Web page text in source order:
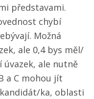
představami.
chybí
Možná
ale 0,4 bys měl/​
úvazek, ale nutně
a C mohou jít
​ka, oblasti